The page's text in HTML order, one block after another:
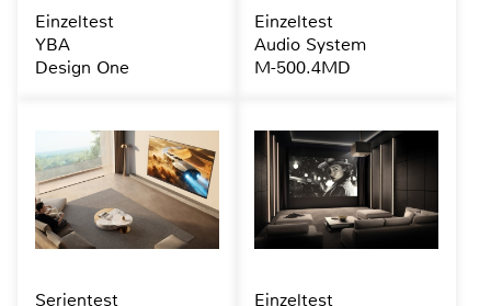
Einzeltest
YBA
Design One
Einzeltest
Audio System
M-500.4MD
Serientest
Einzeltest